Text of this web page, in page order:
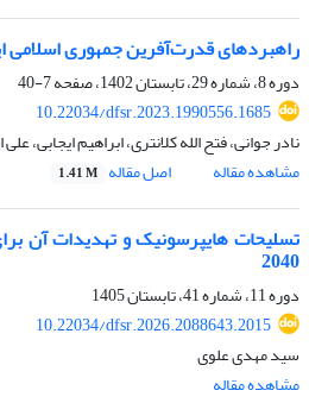
راهبردهای قدرت‌آفرین جمهوری اسلامی
دوره 8، شماره 29، تابستان 1402، صفحه
7-40
10.22034/dfsr.2023.1990556.1685
نادر جوانی، فتح الله کلانتری، ابراهیم ایجابی، علی
مشاهده مقاله
اصل مقاله 1.41 M
تسلیحات هایپرسونیک و تهدیدات آن
2040
دوره 11، شماره 41، تابستان 1405
10.22034/dfsr.2026.2088643.2015
سید مهدی علوی
مشاهده مقاله